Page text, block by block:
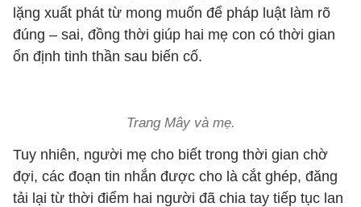
lặng xuất phát từ mong muốn để pháp luật làm rõ
đúng – sai, đồng thời giúp hai mẹ con có thời gian
ổn định tinh thần sau biến cố.
Trang Mây và mẹ.
Tuy nhiên, người mẹ cho biết trong thời gian chờ
đợi, các đoạn tin nhắn được cho là cắt ghép, đăng
tải lại từ thời điểm hai người đã chia tay tiếp tục lan